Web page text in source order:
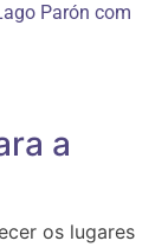
Parón com
a
os lugares